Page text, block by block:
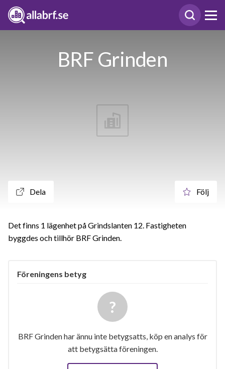
BRF Grinden
Dela Följ
Det finns 1 lägenhet på Grindslanten 12. Fastigheten
byggdes och tillhör BRF Grinden.
Föreningens betyg
BRF Grinden har ännu inte betygsatts, köp en analys för
att betygsätta föreningen.